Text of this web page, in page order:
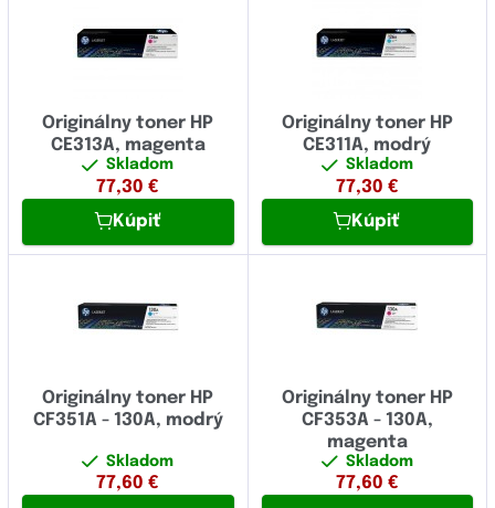
Originálny toner HP
CE313A, magenta
Skladom
77,30 €
Kúpiť
Originálny toner HP
CE311A, modrý
Skladom
77,30 €
Kúpiť
Originálny toner HP
CF351A - 130A, modrý
Skladom
77,60 €
Originálny toner HP
CF353A - 130A,
magenta
Skladom
77,60 €